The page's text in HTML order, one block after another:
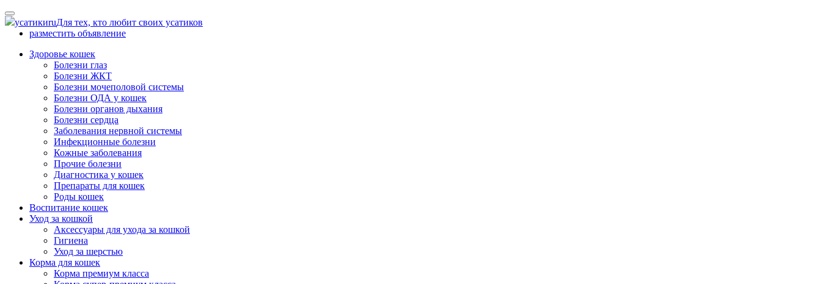
Skip
to
content
усатикиruДля тех, кто любит своих усатиков
разместить объявление
Здоровье кошек
Болезни глаз
Болезни ЖКТ
Болезни мочеполовой системы
Болезни ОДА у кошек
Болезни органов дыхания
Болезни сердца
Заболевания нервной системы
Инфекционные болезни
Кожные заболевания
Прочие болезни
Диагностика у кошек
Препараты для кошек
Роды кошек
Воспитание кошек
Уход за кошкой
Аксессуары для ухода за кошкой
Гигиена
Уход за шерстью
Корма для кошек
Корма премиум класса